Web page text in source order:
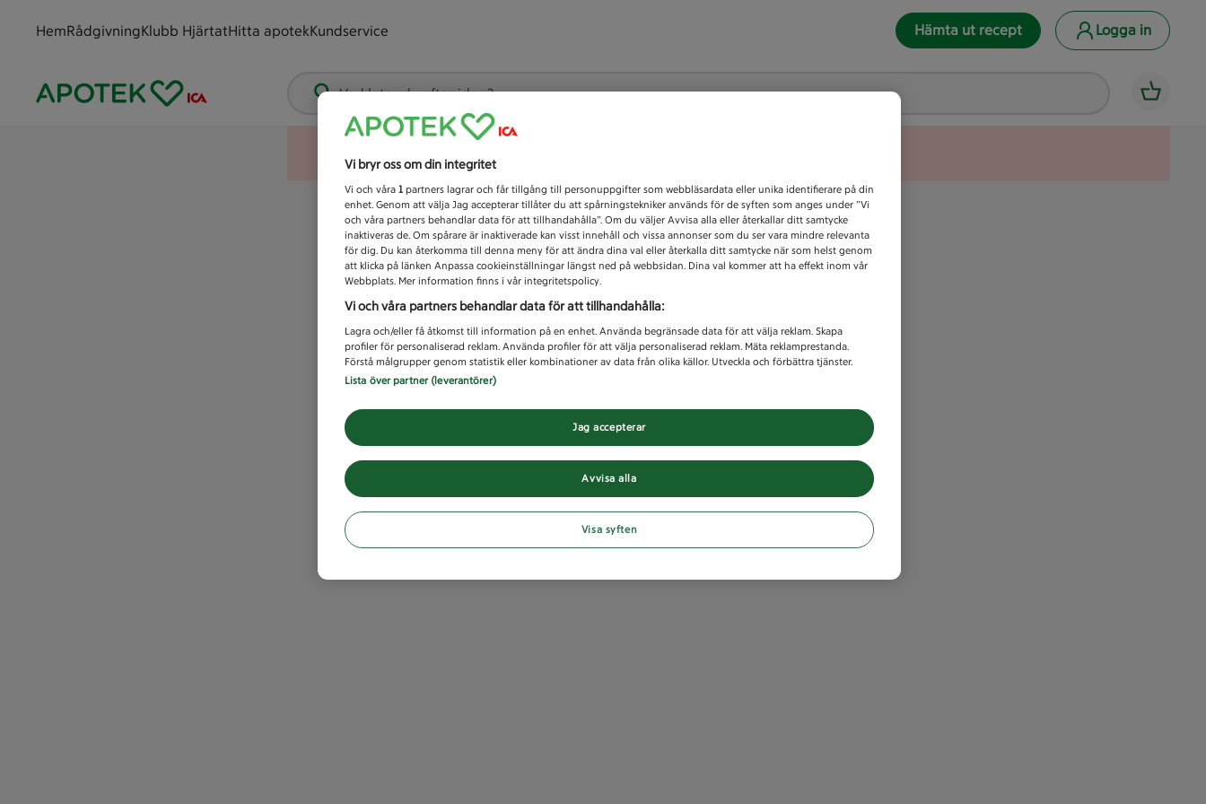
HemRådgivningKlubb HjärtatHitta apotekKundservice Hämta ut recept Logga in
Vad letar du efter idag?
Vi bryr oss om din integritet
Vi och våra 1 partners lagrar och får tillgång till personuppgifter som webbläsardata eller unika identifierare på din
enhet. Genom att välja Jag accepterar tillåter du att spårningstekniker används för de syften som anges under ”Vi
och våra partners behandlar data för att tillhandahålla”. Om du väljer Avvisa alla eller återkallar ditt samtycke
inaktiveras de. Om spårare är inaktiverade kan visst innehåll och vissa annonser som du ser vara mindre relevanta
för dig. Du kan återkomma till denna meny för att ändra dina val eller återkalla ditt samtycke när som helst genom
att klicka på länken Anpassa cookieinställningar längst ned på webbsidan. Dina val kommer att ha effekt inom vår
Webbplats. Mer information finns i vår integritetspolicy.
Vi och våra partners behandlar data för att tillhandahålla:
Lagra och/eller få åtkomst till information på en enhet. Använda begränsade data för att välja reklam. Skapa
profiler för personaliserad reklam. Använda profiler för att välja personaliserad reklam. Mäta reklamprestanda.
Förstå målgrupper genom statistik eller kombinationer av data från olika källor. Utveckla och förbättra tjänster.
Lista över partner (leverantörer)
Avvisa alla
Jag accepterar
Visa syften